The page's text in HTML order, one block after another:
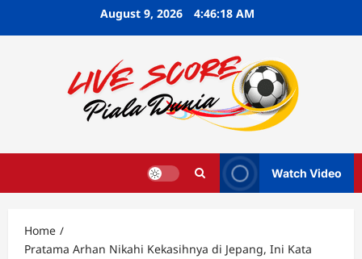
August 9, 2026 4:46:20 AM
Watch Video
Home
Pratama Arhan Nikahi Kekasihnya di Jepang, Ini Kata